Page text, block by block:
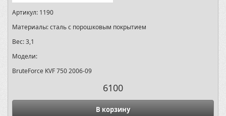
Артикул: 1190
Материалы:сталь с порошковым покрытием
Вес:3,1
Модели:
BruteForce KVF 750 2006-09
6100
В корзину